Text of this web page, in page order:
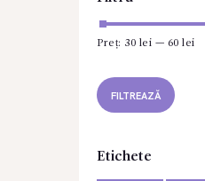
FILTREAZĂ
Preț: 30 lei — 60 lei
Etichete